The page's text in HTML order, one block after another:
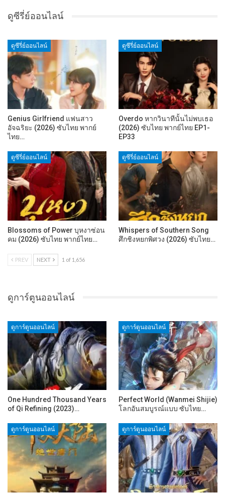
ดูซีรี่ย์ออนไลน์
ดูซีรี่ย์ออนไลน์
Genius Girlfriend แฟนสาว
อัจฉริยะ (2026) ซับไทย พากย์
ไทย…
ดูซีรี่ย์ออนไลน์
Overdo หากวินาทีนั้นไม่พบเธอ
(2026) ซับไทย พากย์ไทย EP1-
EP33
ดูซีรี่ย์ออนไลน์
Blossoms of Power บุหงาซ่อน
คม (2026) ซับไทย พากย์ไทย…
ดูซีรี่ย์ออนไลน์
Whispers of Southern Song
ศึกชิงหยกพิศวง (2026) ซับไทย…
PREV NEXT 1 of 1,656
ดูการ์ตูนออนไลน์
ดูการ์ตูนออนไลน์
One Hundred Thousand Years
of Qi Refining (2023)…
ดูการ์ตูนออนไลน์
Perfect World (Wanmei Shijie)
โลกอันสมบูรณ์แบบ ซับไทย…
ดูการ์ตูนออนไลน์ ดูการ์ตูนออนไลน์